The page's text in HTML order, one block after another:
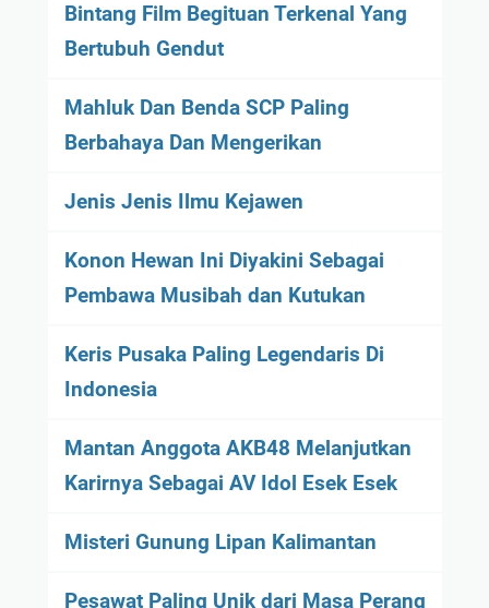
Bintang Film Begituan Terkenal Yang
Bertubuh Gendut
Mahluk Dan Benda SCP Paling
Berbahaya Dan Mengerikan
Jenis Jenis Ilmu Kejawen
Konon Hewan Ini Diyakini Sebagai
Pembawa Musibah dan Kutukan
Keris Pusaka Paling Legendaris Di
Indonesia
Mantan Anggota AKB48 Melanjutkan
Karirnya Sebagai AV Idol Esek Esek
Misteri Gunung Lipan Kalimantan
Pesawat Paling Unik dari Masa Perang